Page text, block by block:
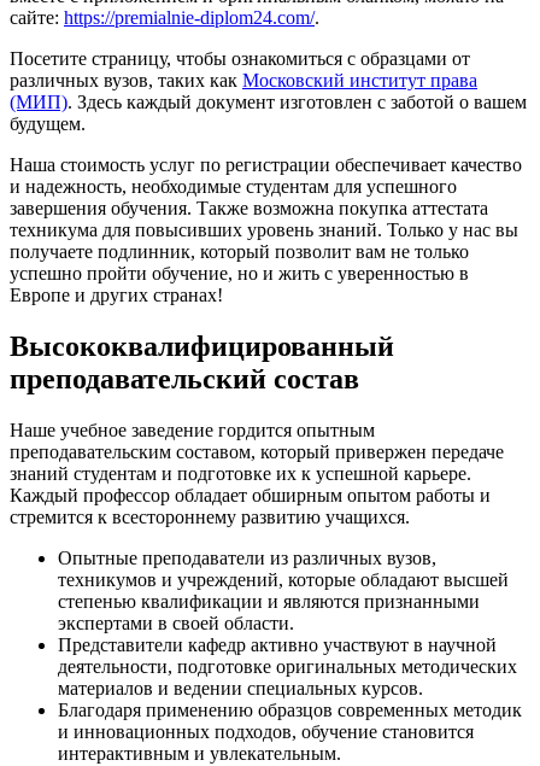
сайте: https://premialnie-diplom24.com/.
Посетите страницу, чтобы ознакомиться с образцами от
различных вузов, таких как Московский институт права
(МИП). Здесь каждый документ изготовлен с заботой о вашем
будущем.
Наша стоимость услуг по регистрации обеспечивает качество
и надежность, необходимые студентам для успешного
завершения обучения. Также возможна покупка аттестата
техникума для повысивших уровень знаний. Только у нас вы
получаете подлинник, который позволит вам не только
успешно пройти обучение, но и жить с уверенностью в
Европе и других странах!
Высококвалифицированный
преподавательский состав
Наше учебное заведение гордится опытным
преподавательским составом, который привержен передаче
знаний студентам и подготовке их к успешной карьере.
Каждый профессор обладает обширным опытом работы и
стремится к всестороннему развитию учащихся.
Опытные преподаватели из различных вузов,
техникумов и учреждений, которые обладают высшей
степенью квалификации и являются признанными
экспертами в своей области.
Представители кафедр активно участвуют в научной
деятельности, подготовке оригинальных методических
материалов и ведении специальных курсов.
Благодаря применению образцов современных методик
и инновационных подходов, обучение становится
интерактивным и увлекательным.